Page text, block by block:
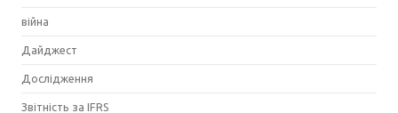
війна
Дайджест
Дослідження
Звітність за IFRS